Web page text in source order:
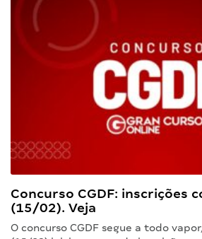
Concurso CGDF: inscrições
(15/02). Veja
O concurso CGDF segue a todo